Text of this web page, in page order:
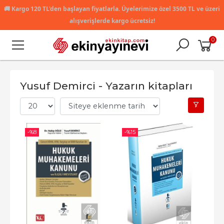
🚚 Kargo 120 TL'den başlayan fiyatlarla. Üyelerimize özel 3500 TL ve üzeri
alışverişlerde kargo ücretsiz!
0
Yusuf Demirci - Yazarın kitapları
-%8 -%15